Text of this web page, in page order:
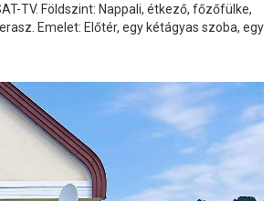
TV. Földszint: Nappali, étkező, főzőfülke,
Emelet: Előtér, egy kétágyas szoba, egy